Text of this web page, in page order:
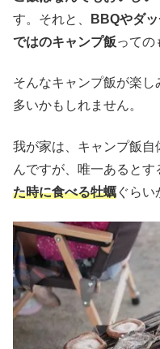
す。それと、
BBQやダ
ではのキャンプ飯っての
そんなキャンプ飯が楽
多いかもしれません。
我が家は、キャンプ飯
んですが、唯一あるとす
た時に食べる牡蠣ぐらい